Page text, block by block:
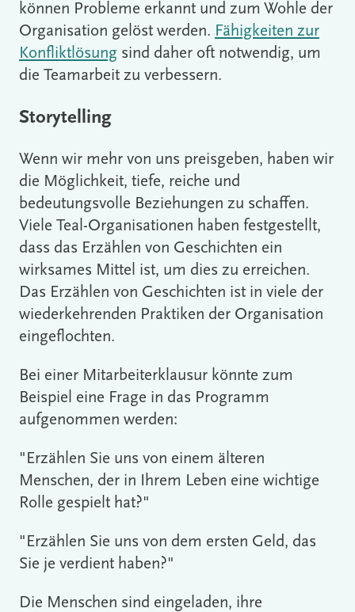
können Probleme erkannt und zum Wohle der
Organisation gelöst werden. Fähigkeiten zur
Konfliktlösung sind daher oft notwendig, um
die Teamarbeit zu verbessern.
Storytelling
Wenn wir mehr von uns preisgeben, haben wir
die Möglichkeit, tiefe, reiche und
bedeutungsvolle Beziehungen zu schaffen.
Viele Teal-Organisationen haben festgestellt,
dass das Erzählen von Geschichten ein
wirksames Mittel ist, um dies zu erreichen.
Das Erzählen von Geschichten ist in viele der
wiederkehrenden Praktiken der Organisation
eingeflochten.
Bei einer Mitarbeiterklausur könnte zum
Beispiel eine Frage in das Programm
aufgenommen werden:
"Erzählen Sie uns von einem älteren
Menschen, der in Ihrem Leben eine wichtige
Rolle gespielt hat?"
"Erzählen Sie uns von dem ersten Geld, das
Sie je verdient haben?"
Die Menschen sind eingeladen, ihre